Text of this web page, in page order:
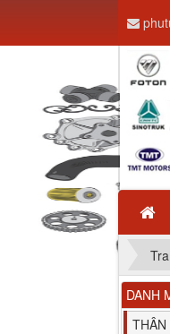
DANH
THÂN
Dây